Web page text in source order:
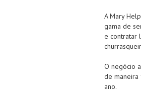
A Mary
gama de
e contratar
O negócio
de
ano.